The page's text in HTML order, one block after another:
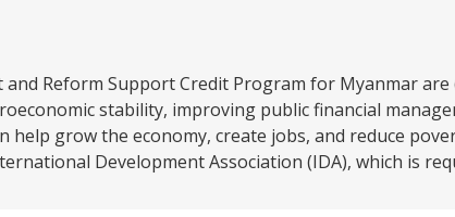
Reform Support Credit Program for Myanmar
stability, improving public financial
grow the economy, create jobs, and reduce
Development Association (IDA), which is